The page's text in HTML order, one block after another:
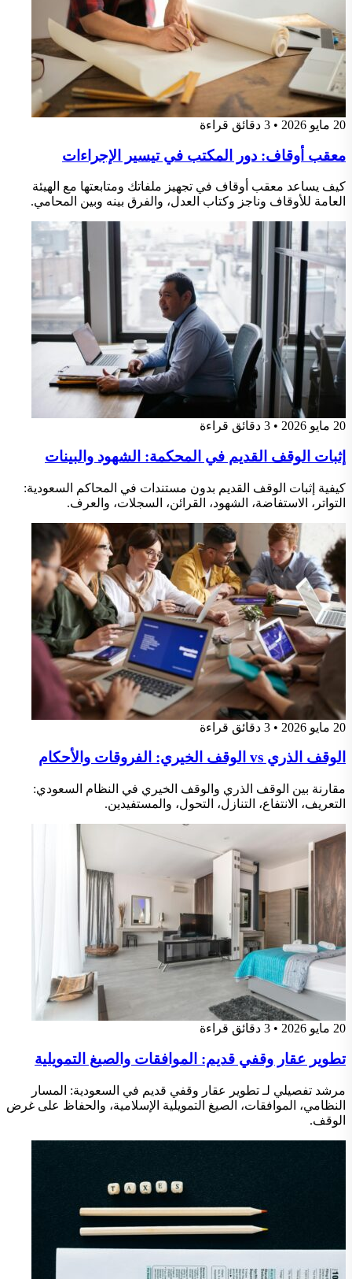
20 مايو 2026 • 3 دقائق قراءة
معقب أوقاف: دور المكتب في تيسير الإجراءات
كيف يساعد معقب أوقاف في تجهيز ملفاتك ومتابعتها مع الهيئة
العامة للأوقاف وناجز وكتاب العدل، والفرق بينه وبين المحامي.
20 مايو 2026 • 3 دقائق قراءة
إثبات الوقف القديم في المحكمة: الشهود والبينات
كيفية إثبات الوقف القديم بدون مستندات في المحاكم السعودية:
التواتر، الاستفاضة، الشهود، القرائن، السجلات، والعرف.
20 مايو 2026 • 3 دقائق قراءة
الوقف الذري vs الوقف الخيري: الفروقات والأحكام
مقارنة بين الوقف الذري والوقف الخيري في النظام السعودي:
التعريف، الانتفاع، التنازل، التحول، والمستفيدين.
20 مايو 2026 • 3 دقائق قراءة
تطوير عقار وقفي قديم: الموافقات والصيغ التمويلية
مرشد تفصيلي لـ تطوير عقار وقفي قديم في السعودية: المسار
النظامي، الموافقات، الصيغ التمويلية الإسلامية، والحفاظ على غرض
الوقف.